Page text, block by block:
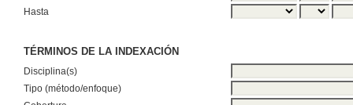
Hasta
TÉRMINOS DE LA INDEXACIÓN
Disciplina(s)
Tipo (método/enfoque)